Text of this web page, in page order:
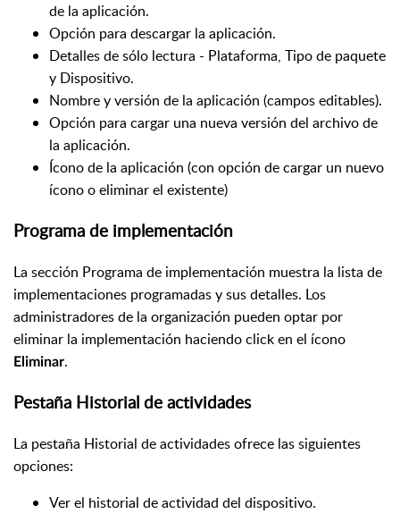
de la aplicación.
Opción para descargar la aplicación.
Detalles de sólo lectura - Plataforma, Tipo de paquete
y Dispositivo.
Nombre y versión de la aplicación (campos editables).
Opción para cargar una nueva versión del archivo de
la aplicación.
Ícono de la aplicación (con opción de cargar un nuevo
ícono o eliminar el existente)
Programa de implementación
La sección Programa de implementación muestra la lista de
implementaciones programadas y sus detalles. Los
administradores de la organización pueden optar por
eliminar la implementación haciendo click en el ícono
Eliminar.
Pestaña Historial de actividades
La pestaña Historial de actividades ofrece las siguientes
opciones:
Ver el historial de actividad del dispositivo.